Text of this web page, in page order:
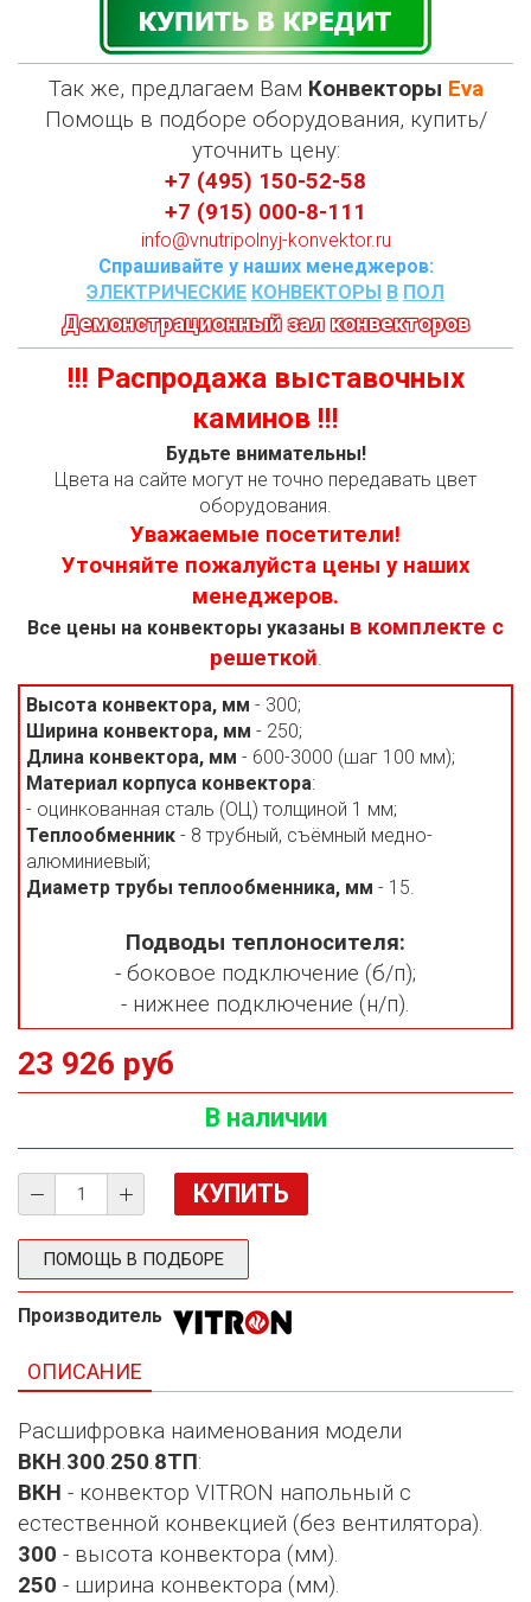
Так же, предлагаем Вам Конвекторы Eva
Помощь в подборе оборудования, купить/
уточнить цену:
+7 (495) 150-52-58
+7 (915) 000-8-111
info@vnutripolnyj-konvektor.ru
Спрашивайте у наших менеджеров:
ЭЛЕКТРИЧЕСКИЕ КОНВЕКТОРЫ В ПОЛ
Демонстрационный зал конвекторов
!!! Распродажа выставочных
каминов !!!
Будьте внимательны!
Цвета на сайте могут не точно передавать цвет
оборудования.
Уважаемые посетители!
Уточняйте пожалуйста цены у наших
менеджеров.
Все цены на конвекторы указаны в комплекте с
решеткой.
Высота конвектора, мм - 300;
Ширина конвектора, мм - 250;
Длина конвектора, мм - 600-3000 (шаг 100 мм);
Материал корпуса конвектора:
- оцинкованная сталь (ОЦ) толщиной 1 мм;
Теплообменник - 8 трубный, съёмный медно-
алюминиевый;
Диаметр трубы теплообменника, мм - 15.
Подводы теплоносителя:
- боковое подключение (б/п);
- нижнее подключение (н/п).
23 926 руб
В наличии
ПОМОЩЬ В ПОДБОРЕ
Производитель
ОПИСАНИЕ
Расшифровка наименования модели
ВКН.300.250.8ТП:
ВКН - конвектор VITRON напольный с
естественной конвекцией (без вентилятора).
300 - высота конвектора (мм).
250 - ширина конвектора (мм).